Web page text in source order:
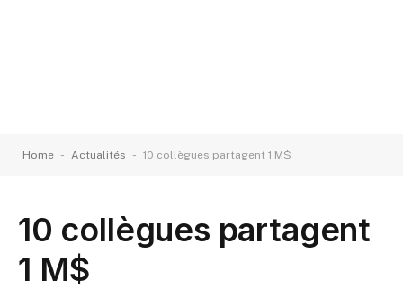
Home - Actualités - 10 collègues partagent 1 M$
10 collègues partagent
1 M$